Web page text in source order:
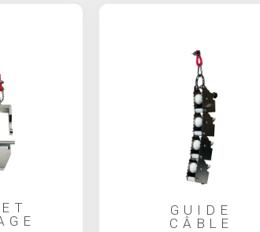
GUIDE
CÂBLE